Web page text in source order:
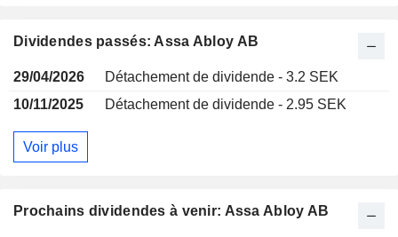
Prochains dividendes à venir: Assa Abloy AB
Dividendes passés: Assa Abloy AB
29/04/2026
Détachement de dividende - 3.2 SEK
10/11/2025
Détachement de dividende - 2.95 SEK
Voir plus